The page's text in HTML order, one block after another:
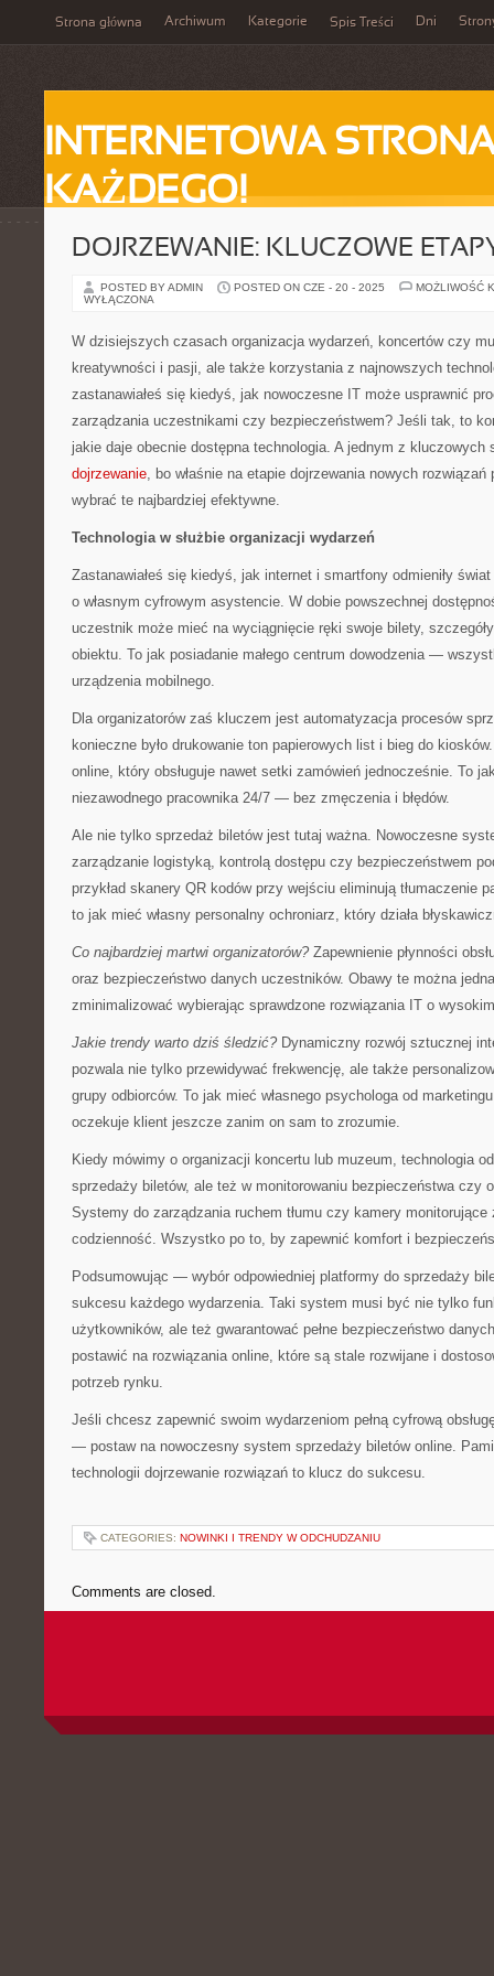
Strona główna Archiwum Kategorie Spis Treści Dni
INTERNETOWA
KAŻDEGO!
DOJRZEWANIE: KLUCZOWE
POSTED BY ADMIN POSTED ON CZE - 20 - 2025
MOŻLIWOŚĆ
WYŁĄCZONA
W dzisiejszych czasach organizacja wydarzeń, koncertów czy
kreatywności i pasji, ale także korzystania z najnowszych
zastanawiałeś się kiedyś, jak nowoczesne IT może usprawnić
zarządzania uczestnikami czy bezpieczeństwem? Jeśli tak, to
jakie daje obecnie dostępna technologia. A jednym z kluczowych
dojrzewanie, bo właśnie na etapie dojrzewania nowych
wybrać te najbardziej efektywne.
Technologia w służbie organizacji wydarzeń
Zastanawiałeś się kiedyś, jak internet i smartfony odmieniły
o własnym cyfrowym asystencie. W dobie powszechnej
uczestnik może mieć na wyciągnięcie ręki swoje bilety,
obiektu. To jak posiadanie małego centrum dowodzenia —
urządzenia mobilnego.
Dla organizatorów zaś kluczem jest automatyzacja procesów
konieczne było drukowanie ton papierowych list i bieg do
online, który obsługuje nawet setki zamówień jednocześnie. To
niezawodnego pracownika 24/7 — bez zmęczenia i błędów.
Ale nie tylko sprzedaż biletów jest tutaj ważna. Nowoczesne
zarządzanie logistyką, kontrolą dostępu czy bezpieczeństwem
przykład skanery QR kodów przy wejściu eliminują tłumaczenie
to jak mieć własny personalny ochroniarz, który działa
Co najbardziej martwi organizatorów? Zapewnienie płynności
oraz bezpieczeństwo danych uczestników. Obawy te można
zminimalizować wybierając sprawdzone rozwiązania IT o
Jakie trendy warto dziś śledzić? Dynamiczny rozwój sztucznej
pozwala nie tylko przewidywać frekwencję, ale także
grupy odbiorców. To jak mieć własnego psychologa od
oczekuje klient jeszcze zanim on sam to zrozumie.
Kiedy mówimy o organizacji koncertu lub muzeum, technologia
sprzedaży biletów, ale też w monitorowaniu bezpieczeństwa czy
Systemy do zarządzania ruchem tłumu czy kamery
codzienność. Wszystko po to, by zapewnić komfort i
Podsumowując — wybór odpowiedniej platformy do sprzedaży
sukcesu każdego wydarzenia. Taki system musi być nie tylko
użytkowników, ale też gwarantować pełne bezpieczeństwo
postawić na rozwiązania online, które są stale rozwijane i
potrzeb rynku.
Jeśli chcesz zapewnić swoim wydarzeniom pełną cyfrową
— postaw na nowoczesny system sprzedaży biletów online.
technologii dojrzewanie rozwiązań to klucz do sukcesu.
CATEGORIES: NOWINKI I TRENDY W ODCHUDZANIU
Comments are closed.